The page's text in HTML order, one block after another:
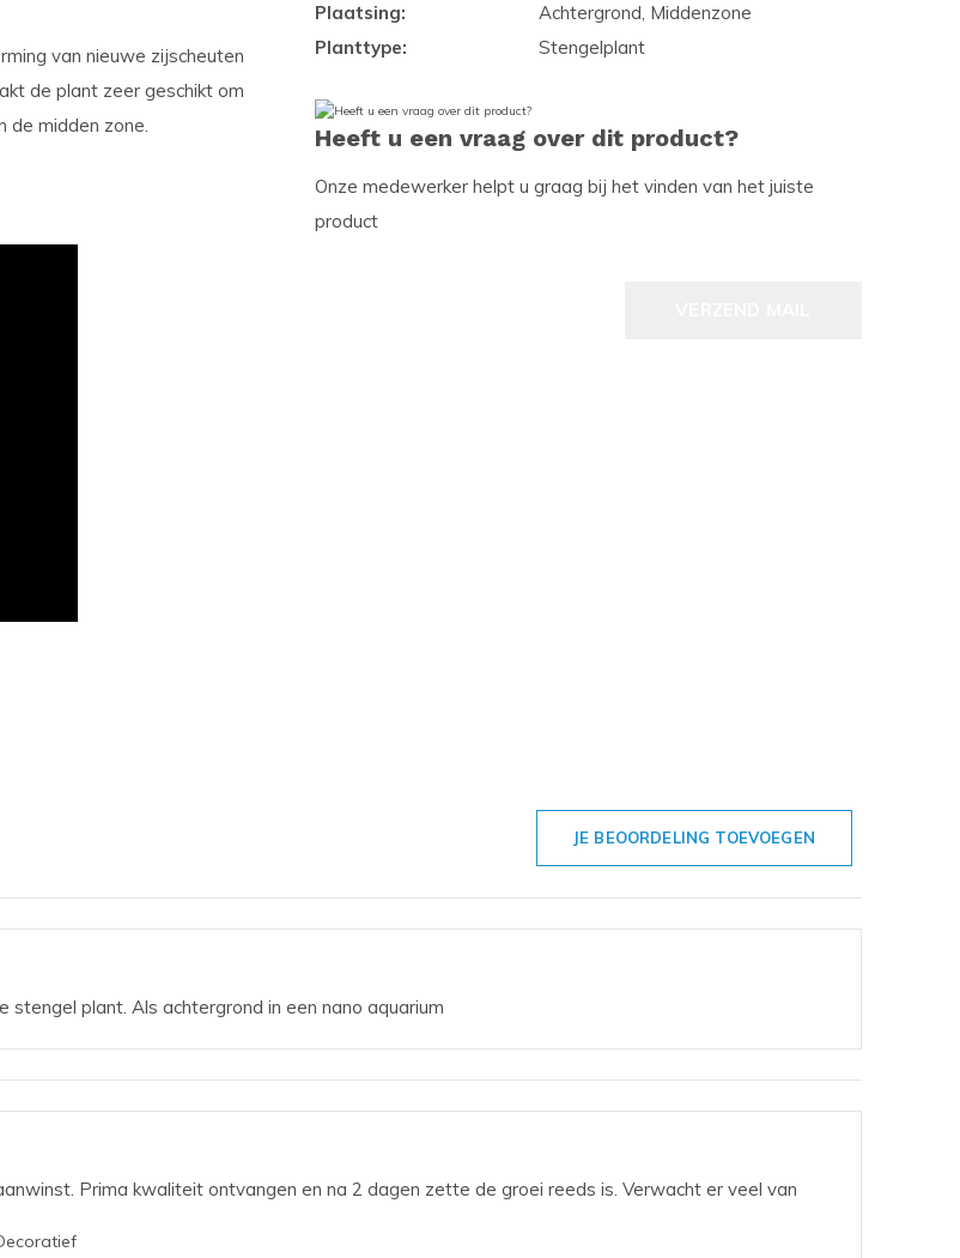
van nieuwe zijscheuten
de plant zeer geschikt om
de midden zone.
Plaatsing:
Achtergrond, Middenzone
Planttype:
Stengelplant
Heeft u een vraag over dit product?
Onze medewerker helpt u graag bij het vinden van het juiste
product
JE BEOORDELING TOEVOEGEN
stengel plant. Als achtergrond in een nano aquarium
Prima kwaliteit ontvangen en na 2 dagen zette de groei reeds is. Verwacht er veel van